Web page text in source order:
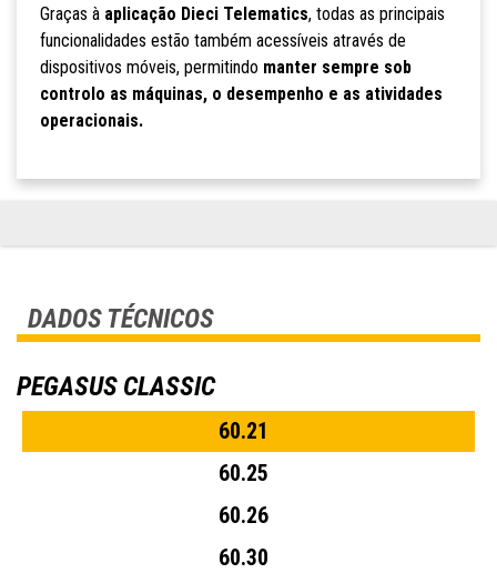
Graças à aplicação Dieci Telematics, todas as principais
funcionalidades estão também acessíveis através de
dispositivos móveis, permitindo manter sempre sob
controlo as máquinas, o desempenho e as atividades
operacionais.
DADOS TÉCNICOS
PEGASUS CLASSIC
60.21
60.25
60.26
60.30